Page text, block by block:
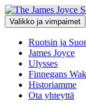
Siirry
sisältöön
Valikko ja vimpaimet
Ruotsin ja
James Joyce
Ulysses
Finnegans
Historiamme
Ota yhteyttä